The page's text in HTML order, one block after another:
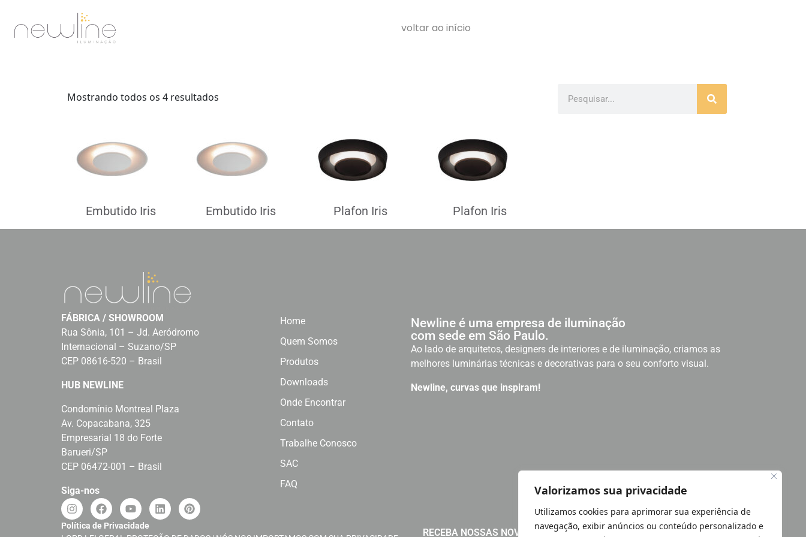
Valorizamos sua privacidade
Utilizamos cookies para aprimorar sua experiência de
navegação, exibir anúncios ou conteúdo personalizado e
voltar ao início
Mostrando todos os 4 resultados
Embutido Iris Embutido Iris Plafon Iris Plafon Iris
FÁBRICA / SHOWROOM
Rua Sônia, 101 – Jd. Aeródromo
Internacional – Suzano/SP
CEP 08616-520 – Brasil
HUB NEWLINE
Condomínio Montreal Plaza
Av. Copacabana, 325
Empresarial 18 do Forte
Barueri/SP
CEP 06472-001 – Brasil
Siga-nos
Home
Quem Somos
Produtos
Downloads
Onde Encontrar
Contato
Trabalhe Conosco
SAC
FAQ
Newline é uma empresa de iluminação
com sede em São Paulo.
Ao lado de arquitetos, designers de interiores e de iluminação, criamos as
melhores luminárias técnicas e decorativas para o seu conforto visual.
Newline, curvas que inspiram!
Política de Privacidade
RECEBA NOSSAS NOVIDADES